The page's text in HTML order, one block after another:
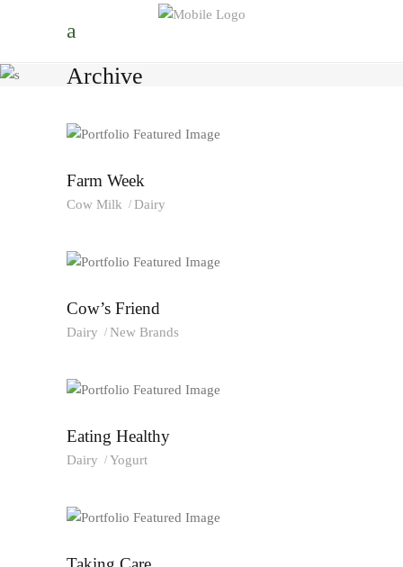
Archive
Farm Week
Cow Milk Dairy
Cow’s Friend
Dairy New Brands
Eating Healthy
Dairy Yogurt